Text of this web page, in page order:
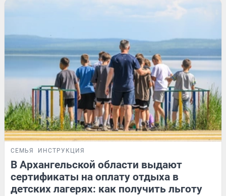
СЕМЬЯ ИНСТРУКЦИЯ
В Архангельской области выдают
сертификаты на оплату отдыха в
детских лагерях: как получить льготу